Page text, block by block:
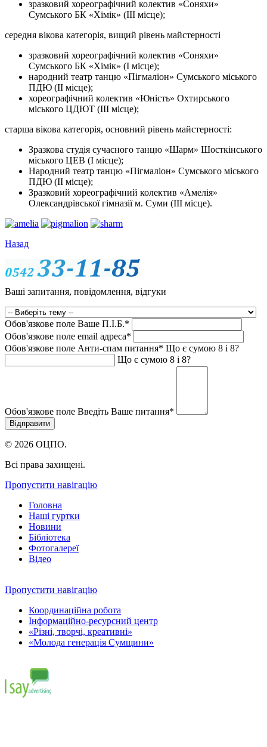
зразковий хореографічний колектив «Соняхи»
Сумського БК «Хімік» (ІІІ місце);
середня вікова категорія, вищий рівень майстерності
зразковий хореографічний колектив «Соняхи»
Сумського БК «Хімік» (І місце);
народний театр танцю «Пігмаліон» Сумського міського
ПДЮ (ІІ місце);
хореографічний колектив «Юність» Охтирського
міського ЦДЮТ (ІІІ місце);
старша вікова категорія, основний рівень майстерності:
Зразкова студія сучасного танцю «Шарм» Шосткінського
міського ЦЕВ (І місце);
Народний театр танцю «Пігмаліон» Сумського міського
ПДЮ (ІІ місце);
Зразковий хореографічний колектив «Амелія»
Олександрівської гімназії м. Суми (ІІІ місце).
Назад
Ваші запитання, повідомлення, відгуки
Обов'язкове поле Ваше П.I.Б.*
Обов'язкове поле email адреса*
Обов'язкове поле Анти-спам питання* Що є сумою 8 і 8?
Що є сумою 8 і 8?
Обов'язкове поле Введіть Ваше питання*
© 2026 ОЦПО.
Всі права захищені.
Пропустити навігацію
Головна
Наші гуртки
Новини
Бібліотека
Фотогалереї
Відео
Пропустити навігацію
Координаційна робота
Інформаційно-ресурсний центр
«Різні, творчі, креативні»
«Молода генерація Сумщини»